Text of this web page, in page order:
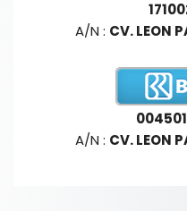
A/N : CV. LEON
A/N : CV. LEON